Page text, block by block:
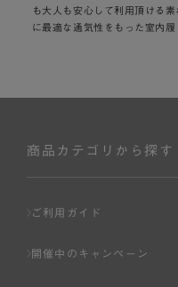
も大人も安心して利用頂ける
に最適な通気性をもった室内履
商品カテゴリから探す
ご利用ガイド
開催中のキャンペーン